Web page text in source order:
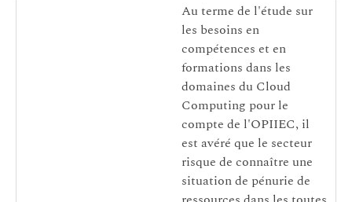
Au terme de l'étude sur
les besoins en
compétences et en
formations dans les
domaines du Cloud
Computing pour le
compte de l'OPIIEC, il
est avéré que le secteur
risque de connaître une
situation de pénurie de